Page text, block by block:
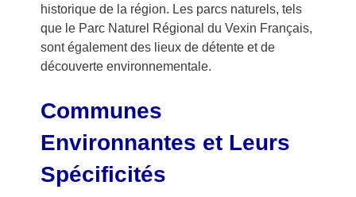
historique de la région. Les parcs naturels, tels
que le Parc Naturel Régional du Vexin Français,
sont également des lieux de détente et de
découverte environnementale.
Communes
Environnantes et Leurs
Spécificités